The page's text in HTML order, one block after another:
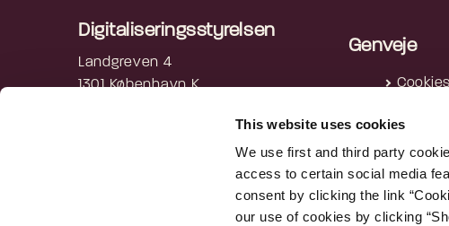
This website uses cookies
We use first and third party
access to certain social media
consent by clicking the link
our use of cookies by clicking
Digitaliseringsstyrelsen
Landgreven 4
1301 København K
Genveje
apps